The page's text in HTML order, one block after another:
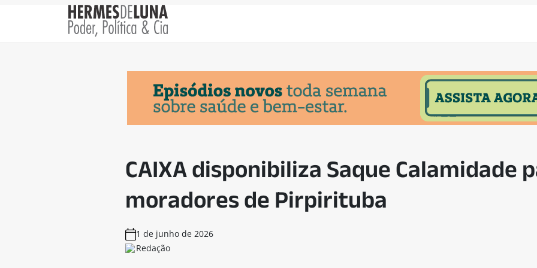
CAIXA disponibiliza Saque Calamidade
moradores de Pirpirituba
1 de junho de 2026
Redação